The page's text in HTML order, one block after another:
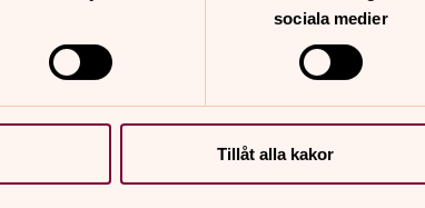
sociala medier
Tillåt alla kakor